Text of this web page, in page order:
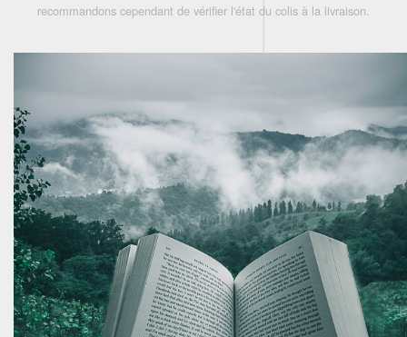
recommandons cependant de vérifier l'état du colis à la livraison.